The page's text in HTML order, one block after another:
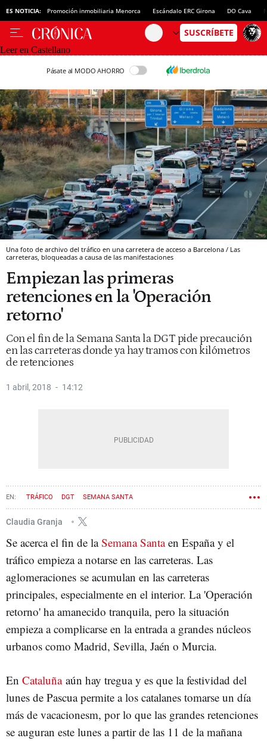
ES NOTICIA: Promoción inmobiliaria Menorca Escándalo ERC Girona DO Cava
Leer en Castellano
Pásate al MODO AHORRO
Una foto de archivo del tráfico en una carretera de acceso a Barcelona / Las
carreteras, bloqueadas a causa de las manifestaciones
Empiezan las primeras
retenciones en la 'Operación
retorno'
Con el fin de la Semana Santa la DGT pide precaución
en las carreteras donde ya hay tramos con kilómetros
de retenciones
1 abril, 2018 14:12
TRÁFICO DGT SEMANA SANTA
Claudia Granja
Se acerca el fin de laSemana Santaen España y el
tráfico empieza a notarse en las carreteras. Las
aglomeraciones se acumulan en las carreteras
principales, especialmente en el interior. La 'Operación
retorno' ha amanecido tranquila, pero la situación
empieza a complicarse en la entrada a grandes núcleos
urbanos como Madrid, Sevilla, Jaén o Murcia.
En Cataluñaaún hay tregua y es que la festividad del
lunes de Pascua permite a los catalanes tomarse un día
más de vacacionesm, por lo que las grandes retenciones
se auguran este lunes a partir de las 11 de la mañana